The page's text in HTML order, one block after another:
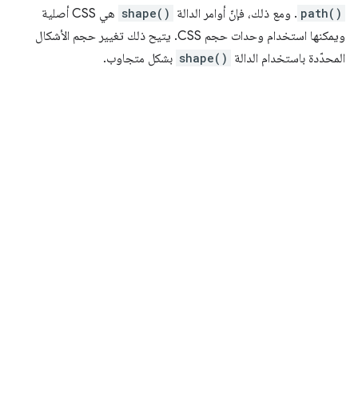
path() . ومع ذلك، فإنّ أوامر الدالة shape()
هي CSS أصلية
ويمكنها استخدام وحدات حجم CSS. يتيح ذلك تغيير حجم الأشكال
المحدّدة باستخدام الدالة shape() بشكل متجاوب.